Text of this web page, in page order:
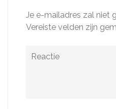
Je e-mailadres zal niet
Vereiste velden zijn
Reactie